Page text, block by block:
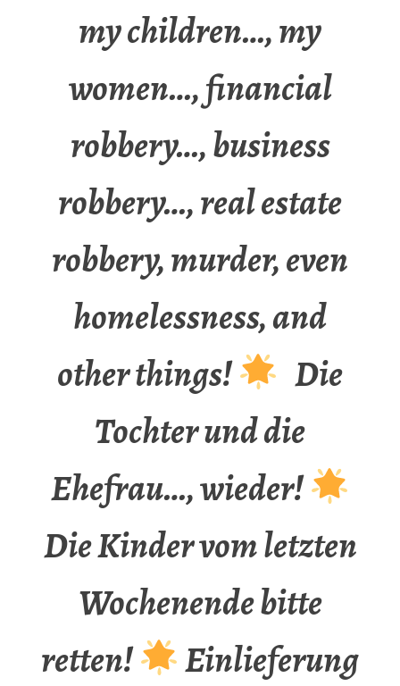
my children…, my
women…, financial
robbery…, business
robbery…, real estate
robbery, murder, even
homelessness, and
other things!
Die
Tochter und die
Ehefrau…, wieder!
Die Kinder vom letzten
Wochenende bitte
retten!
Einlieferung